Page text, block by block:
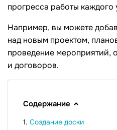
прогресса работы каждого
Например, вы можете
над новым проектом,
проведение мероприятий,
и договоров.
Содержание
Создание доски